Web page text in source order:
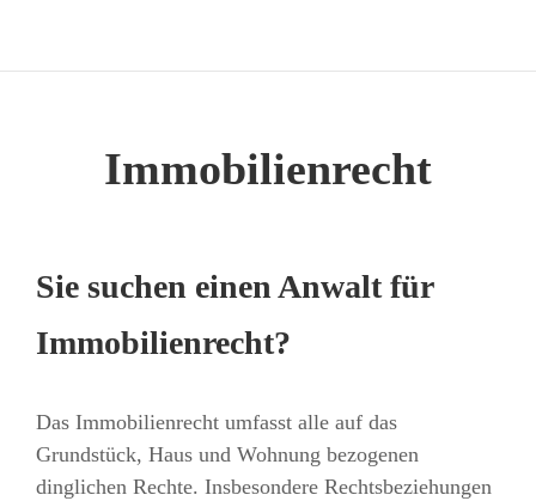
Immobilienrecht
Sie suchen einen Anwalt für
Immobilienrecht?
Das Immobilienrecht umfasst alle auf das
Grundstück, Haus und Wohnung bezogenen
dinglichen Rechte. Insbesondere Rechtsbeziehungen